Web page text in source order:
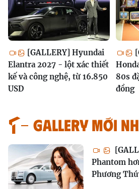
[GALLERY] Hyundai
Elantra 2027 - lột xác thiết
kế và công nghệ, từ 16.850
USD
80s
đồng
GALLERY MỚI
Phantom
Phương